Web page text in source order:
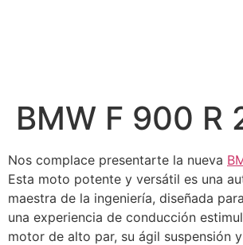
BMW F 900 R
Nos complace presentarte la nueva
Esta moto potente y versátil es una
maestra de la ingeniería, diseñada
una experiencia de conducción
motor de alto par, su ágil suspensión